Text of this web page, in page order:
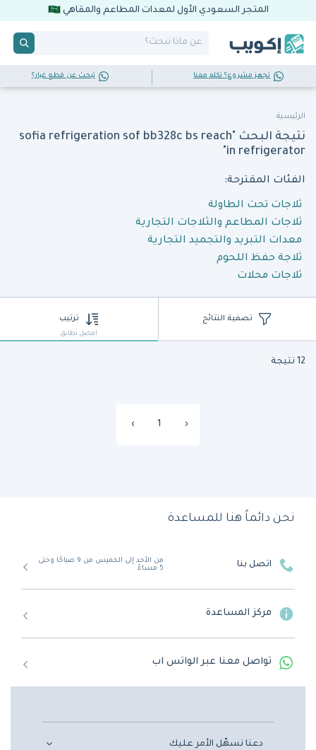
المتجر السعودي الأول لمعدات المطاعم والمقاهي
تجهز مشروع؟ تكلم معنا تبحث عن قطع غيار؟
الرئيسية
نتيجة البحث "sofia refrigeration sof bb328c bs reach
in refrigerator"
الفئات المقترحة:
ثلاجات تحت الطاولة
ثلاجات المطاعم والثلاجات التجارية
معدات التبريد والتجميد التجارية
ثلاجة حفظ اللحوم
ثلاجات محلات
تصفية النتائج ترتيب
أفضل تطابق
12 نتيجة
‹
1
›
نحن دائماً هنا للمساعدة
اتصل بنا
من الأحد إلى الخميس من 9 صباحًا وحتى
5 مساءً
مركز المساعدة
تواصل معنا عبر الواتس اب
دعنا نسهّل الأمر عليك